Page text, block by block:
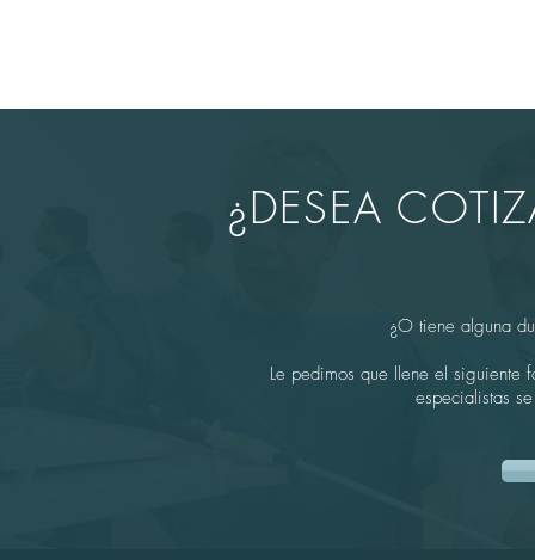
¿DESEA
¿O tiene alguna
Le pedimos que llene el siguiente
especialistas